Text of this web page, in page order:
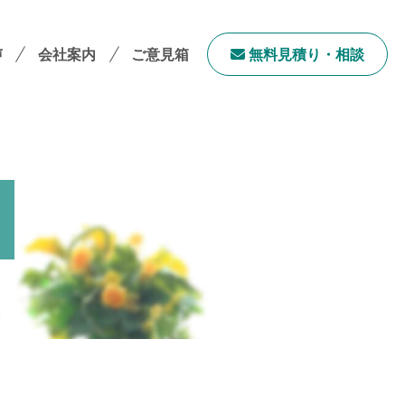
会社案内
サステナビリティ
「ユニウェブ」の使い方
ンチャイズ加盟オーナー募集
ご意見箱 無料⾒積り・相談